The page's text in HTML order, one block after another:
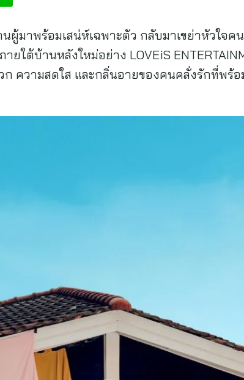
มาพร้อมเสน่ห์เฉพาะตัว กลับมาเขย่าหัวใจค
ายใต้บ้านหลังใหม่อย่าง LOVEiS
ก ความสดใส และกลิ่นอายของคนคลั่งรักที่พร้